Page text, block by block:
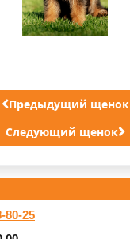
Предыдущий щенок
Следующий щенок
80-25